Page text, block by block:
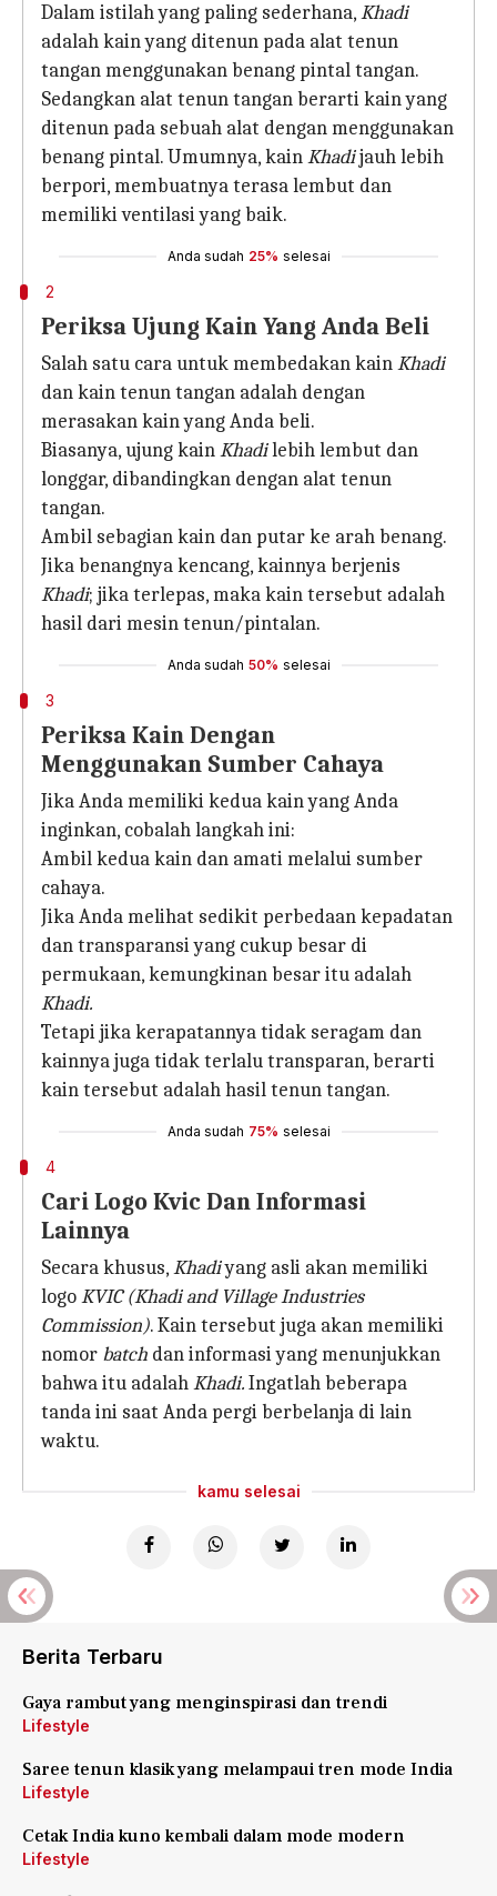
Dalam istilah yang paling sederhana,Khadi
adalah kain yang ditenun pada alat tenun
tangan menggunakan benang pintal tangan.
Sedangkan alat tenun tangan berarti kain yang
ditenun pada sebuah alat dengan menggunakan
benang pintal. Umumnya, kainKhadijauh lebih
berpori, membuatnya terasa lembut dan
memiliki ventilasi yang baik.
Anda sudah 25% selesai
2
Periksa Ujung Kain Yang Anda Beli
Salah satu cara untuk membedakan kainKhadi
dan kain tenun tangan adalah dengan
merasakan kain yang Anda beli.
Biasanya, ujung kainKhadilebih lembut dan
longgar, dibandingkan dengan alat tenun
tangan.
Ambil sebagian kain dan putar ke arah benang.
Jika benangnya kencang, kainnya berjenis
Khadi; jika terlepas, maka kain tersebut adalah
hasil dari mesin tenun/pintalan.
Anda sudah 50% selesai
3
Periksa Kain Dengan
Menggunakan Sumber Cahaya
Jika Anda memiliki kedua kain yang Anda
inginkan, cobalah langkah ini:
Ambil kedua kain dan amati melalui sumber
cahaya.
Jika Anda melihat sedikit perbedaan kepadatan
dan transparansi yang cukup besar di
permukaan, kemungkinan besar itu adalah
Khadi.
Tetapi jika kerapatannya tidak seragam dan
kainnya juga tidak terlalu transparan, berarti
kain tersebut adalah hasil tenun tangan.
Anda sudah 75% selesai
4
Cari Logo Kvic Dan Informasi
Lainnya
Secara khusus,Khadiyang asli akan memiliki
logoKVIC (Khadi and Village Industries
Commission). Kain tersebut juga akan memiliki
nomor batch dan informasi yang menunjukkan
bahwa itu adalahKhadi.Ingatlah beberapa
tanda ini saat Anda pergi berbelanja di lain
waktu.
kamu selesai
Berita Terbaru
Gaya rambut yang menginspirasi dan trendi
Lifestyle
Saree tenun klasik yang melampaui tren mode India
Lifestyle
Cetak India kuno kembali dalam mode modern
Lifestyle